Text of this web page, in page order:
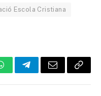
Escola Cristiana
WhatsAppTelegramEmail Copy